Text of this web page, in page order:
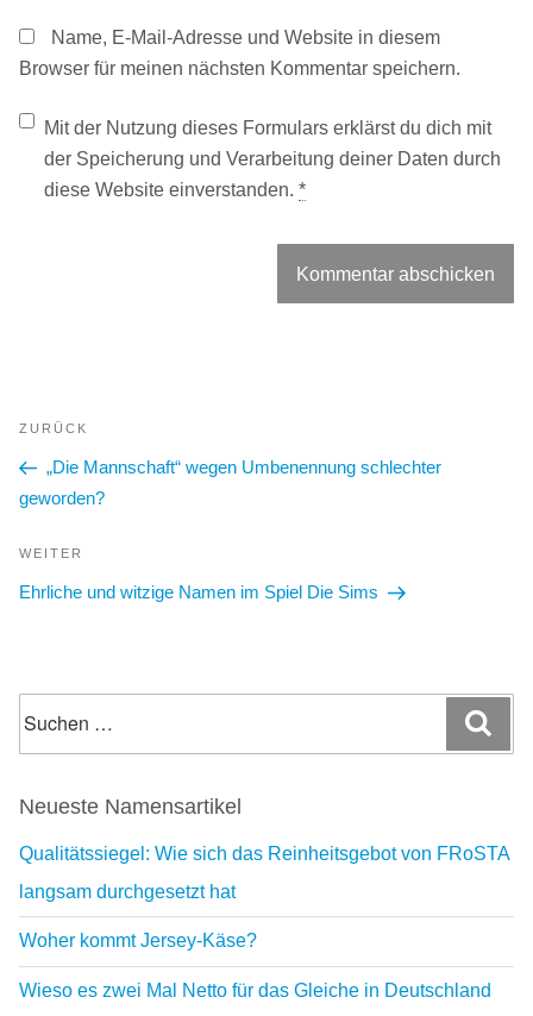
Name, E-Mail-Adresse und Website in diesem
Browser für meinen nächsten Kommentar speichern.
Mit der Nutzung dieses Formulars erklärst du dich mit
der Speicherung und Verarbeitung deiner Daten durch
diese Website einverstanden. *
Vorheriger
Beitrag
ZURÜCK
„Die Mannschaft“ wegen Umbenennung schlechter
geworden?
Nächster
Beitrag
WEITER
Ehrliche und witzige Namen im Spiel Die Sims
Neueste Namensartikel
Qualitätssiegel: Wie sich das Reinheitsgebot von FRoSTA
langsam durchgesetzt hat
Woher kommt Jersey-Käse?
Wieso es zwei Mal Netto für das Gleiche in Deutschland